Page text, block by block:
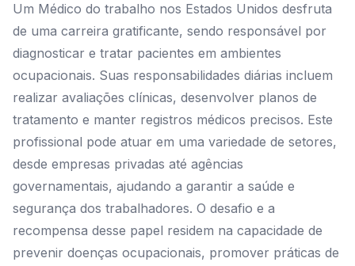
Um Médico do trabalho nos Estados Unidos desfruta
de uma carreira gratificante, sendo responsável por
diagnosticar e tratar pacientes em ambientes
ocupacionais. Suas responsabilidades diárias incluem
realizar avaliações clínicas, desenvolver planos de
tratamento e manter registros médicos precisos. Este
profissional pode atuar em uma variedade de setores,
desde empresas privadas até agências
governamentais, ajudando a garantir a saúde e
segurança dos trabalhadores. O desafio e a
recompensa desse papel residem na capacidade de
prevenir doenças ocupacionais, promover práticas de